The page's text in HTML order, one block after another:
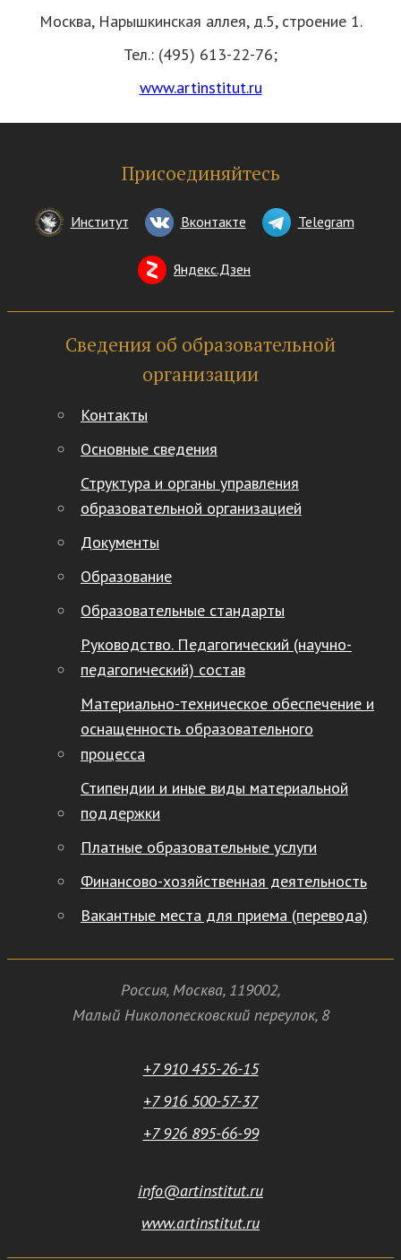
Москва, Нарышкинская аллея, д.5, строение 1.
Тел.: (495) 613-22-76;
www.artinstitut.ru
Присоединяйтесь
Институт Вконтакте Telegram
Яндекс.Дзен
Сведения об образовательной
организации
Контакты
Основные сведения
Структура и органы управления
образовательной организацией
Документы
Образование
Образовательные стандарты
Руководство. Педагогический (научно-
педагогический) состав
Материально-техническое обеспечение и
оснащенность образовательного
процесса
Стипендии и иные виды материальной
поддержки
Платные образовательные услуги
Финансово-хозяйственная деятельность
Вакантные места для приема (перевода)
Россия, Москва, 119002,
Малый Николопесковский переулок,8
+7 910 455-26-15
+7 916 500-57-37
+7 926 895-66-99
info@artinstitut.ru
www.artinstitut.ru